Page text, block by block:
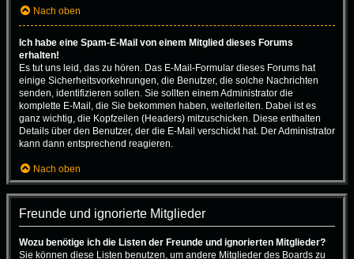
Nach oben
Ich habe eine Spam-E-Mail von einem Mitglied dieses Forums
erhalten!
Es tut uns leid, das zu hören. Das E-Mail-Formular dieses Forums hat
einige Sicherheitsvorkehrungen, die Benutzer, die solche Nachrichten
senden, identifizieren sollen. Sie sollten einem Administrator die
komplette E-Mail, die Sie bekommen haben, weiterleiten. Dabei ist es
ganz wichtig, die Kopfzeilen (Headers) mitzuschicken. Diese enthalten
Details über den Benutzer, der die E-Mail verschickt hat. Der Administrator
kann dann entsprechend reagieren.
Nach oben
Freunde und ignorierte Mitglieder
Wozu benötige ich die Listen der Freunde und ignorierten Mitglieder?
Sie können diese Listen benutzen, um andere Mitglieder des Boards zu